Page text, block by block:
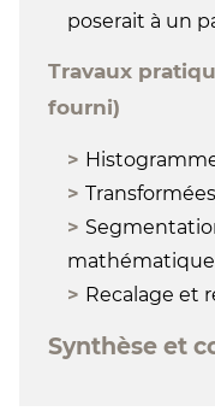
poserait à un
Travaux
fourni)
mathématique
Recalage et
Synthèse et